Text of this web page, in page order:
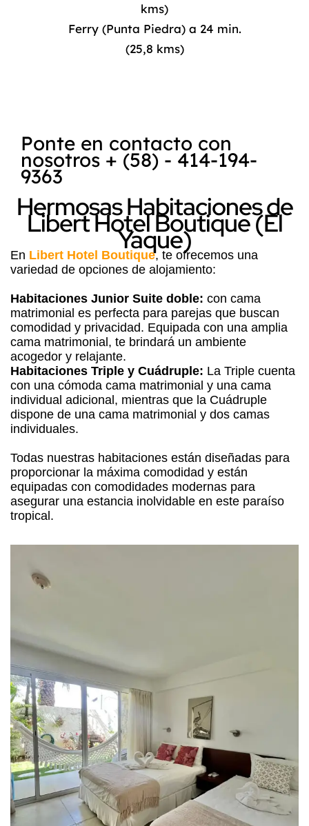
kms)
Ferry (Punta Piedra) a 24 min.
(25,8 kms)
Ponte en contacto con
nosotros + (58) - 414-194-
9363
Hermosas Habitaciones de
Libert Hotel Boutique (El
Yaque)
En Libert Hotel Boutique, te ofrecemos una
variedad de opciones de alojamiento:
Habitaciones Junior Suite doble: con cama
matrimonial es perfecta para parejas que buscan
comodidad y privacidad. Equipada con una amplia
cama matrimonial, te brindará un ambiente
acogedor y relajante.
Habitaciones Triple y Cuádruple: La Triple cuenta
con una cómoda cama matrimonial y una cama
individual adicional, mientras que la Cuádruple
dispone de una cama matrimonial y dos camas
individuales.
Todas nuestras habitaciones están diseñadas para
proporcionar la máxima comodidad y están
equipadas con comodidades modernas para
asegurar una estancia inolvidable en este paraíso
tropical.